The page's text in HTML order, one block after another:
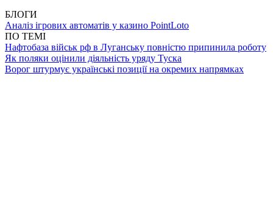
БЛОГИ
Аналіз ігрових автоматів у казино PointLoto
ПО ТЕМІ
Нафтобаза військ рф в Луганську повністю припинила роботу
Як поляки оцінили діяльність уряду Туска
Ворог штурмує українські позиції на окремих напрямках